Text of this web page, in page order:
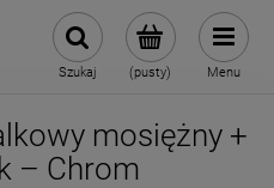
(pusty)
Szukaj Menu
mosiężny +
– Chrom